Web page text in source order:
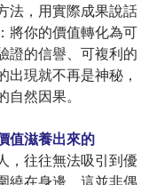
法，用實際成果說話
將你的價值轉化為可
證的信譽、可複利的
出現就不再是神秘，
然因果。
值滋養出來的
，往往無法吸引到優